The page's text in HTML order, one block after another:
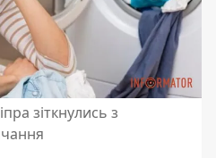
зіткнулись з